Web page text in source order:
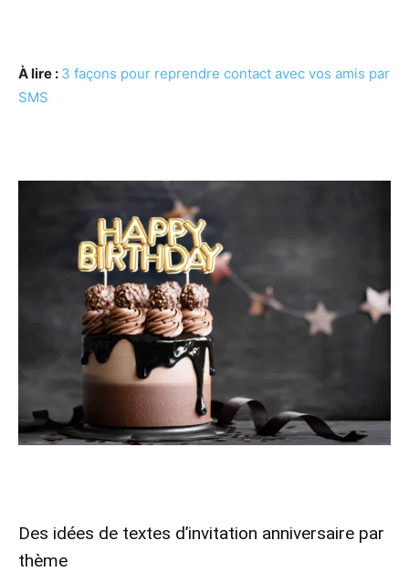
À lire : 3 façons pour reprendre contact avec vos amis par
SMS
Des idées de textes d’invitation anniversaire par
thème